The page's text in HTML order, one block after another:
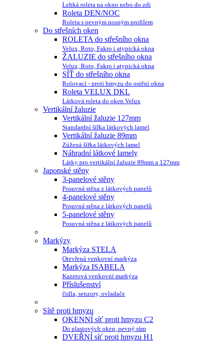
Lehká roleta na okno nebo do zdi
Roleta DEN/NOC
Roleta s pevným nosným profilem
Do střešních oken
ROLETA do střešního okna
Velux, Roto, Fakro i atypická okna
ŽALUZIE do střešního okna
Velux, Roto, Fakro i atypická okna
SÍŤ do střešního okna
Rolovací - proti hmyzu do ostění okna
Roleta VELUX DKL
Látková roleta do oken Velux
Vertikální žaluzie
Vertikální žaluzie 127mm
Standardní šířka látkových lamel
Vertikální žaluzie 89mm
Zúžená šířka látkových lamel
Náhradní látkové lamely
Látky pro vertikální žaluzie 89mm a 127mm
Japonské stěny
3-panelové stěny
Posuvná stěna z látkových panelů
4-panelové stěny
Posuvná stěna z látkových panelů
5-panelové stěny
Posuvná stěna z látkových panelů
Markýzy
Markýza STELA
Otevřená venkovní markýza
Markýza ISABELA
Kazetová venkovní markýza
Příslušenství
čidla, senzory, ovladače
Sítě proti hmyzu
OKENNÍ síť proti hmyzu C2
Do plastových oken, pevný rám
DVEŘNÍ síť proti hmyzu H1